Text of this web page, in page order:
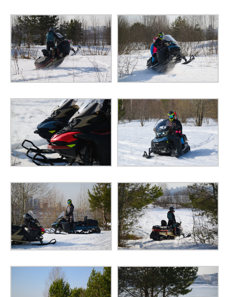
ШИРИНА 1210 мм
ВЫСОТА 1500 мм
РАССТОЯНИЕ МЕЖДУ ЦЕНТРАМИ ЛЫЖ
996
мм
ШИРИНА ГУСЕНИЦЫ 600 мм
ДЛИНА ГУСЕНИЦЫ 3925 мм
ВЫСОТА ГРУНТОЗАЦЕПА 38 мм
СУХАЯ МАССА 316 кг